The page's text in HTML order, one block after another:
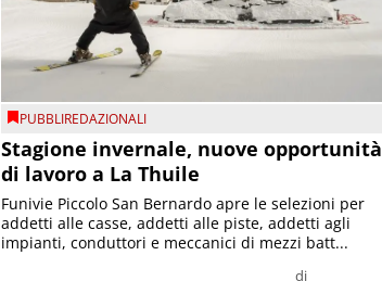
PUBBLIREDAZIONALI
Stagione invernale, nuove opportunità
di lavoro a La Thuile
di
Funivie Piccolo San Bernardo apre le selezioni per
addetti alle casse, addetti alle piste, addetti agli
impianti, conduttori e meccanici di mezzi batt...